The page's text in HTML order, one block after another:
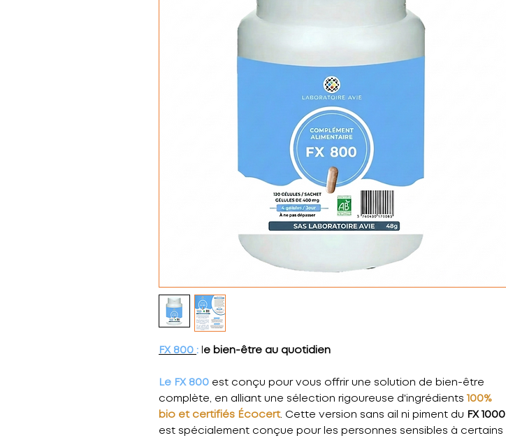
FX 800 : e bien-être au quotidien
Le FX 800 est conçu pour vous offrir une solution de bien-être
complète, en alliant une sélection rigoureuse d'ingrédients
100%
bio et certifiés Écocert. Cette version sans ail ni piment du FX 1000
est spécialement conçue pour les personnes sensibles à certains